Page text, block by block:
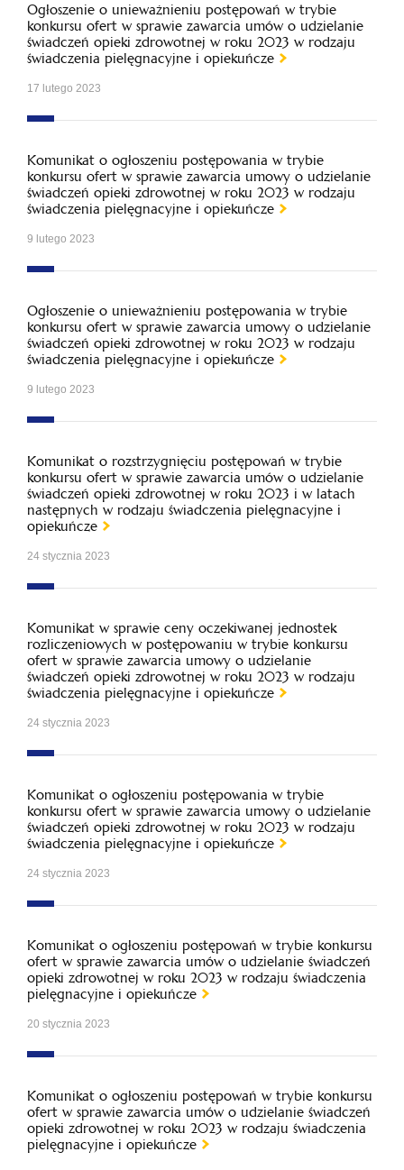
Ogłoszenie o unieważnieniu postępowań w trybie
konkursu ofert w sprawie zawarcia umów o udzielanie
świadczeń opieki zdrowotnej w roku 2023 w rodzaju
świadczenia pielęgnacyjne i opiekuńcze
17 lutego 2023
Komunikat o ogłoszeniu postępowania w trybie
konkursu ofert w sprawie zawarcia umowy o udzielanie
świadczeń opieki zdrowotnej w roku 2023 w rodzaju
świadczenia pielęgnacyjne i opiekuńcze
9 lutego 2023
Ogłoszenie o unieważnieniu postępowania w trybie
konkursu ofert w sprawie zawarcia umowy o udzielanie
świadczeń opieki zdrowotnej w roku 2023 w rodzaju
świadczenia pielęgnacyjne i opiekuńcze
9 lutego 2023
Komunikat o rozstrzygnięciu postępowań w trybie
konkursu ofert w sprawie zawarcia umów o udzielanie
świadczeń opieki zdrowotnej w roku 2023 i w latach
następnych w rodzaju świadczenia pielęgnacyjne i
opiekuńcze
24 stycznia 2023
Komunikat w sprawie ceny oczekiwanej jednostek
rozliczeniowych w postępowaniu w trybie konkursu
ofert w sprawie zawarcia umowy o udzielanie
świadczeń opieki zdrowotnej w roku 2023 w rodzaju
świadczenia pielęgnacyjne i opiekuńcze
24 stycznia 2023
Komunikat o ogłoszeniu postępowania w trybie
konkursu ofert w sprawie zawarcia umowy o udzielanie
świadczeń opieki zdrowotnej w roku 2023 w rodzaju
świadczenia pielęgnacyjne i opiekuńcze
24 stycznia 2023
Komunikat o ogłoszeniu postępowań w trybie konkursu
ofert w sprawie zawarcia umów o udzielanie świadczeń
opieki zdrowotnej w roku 2023 w rodzaju świadczenia
pielęgnacyjne i opiekuńcze
20 stycznia 2023
Komunikat o ogłoszeniu postępowań w trybie konkursu
ofert w sprawie zawarcia umów o udzielanie świadczeń
opieki zdrowotnej w roku 2023 w rodzaju świadczenia
pielęgnacyjne i opiekuńcze